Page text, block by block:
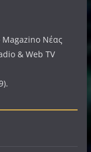
Magazino Νέας
& Web TV